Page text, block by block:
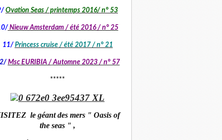
Ovation Seas / printemps 2016/ n° 53
Nieuw Amsterdam / été 2016 / n° 25
11/ Princess cruise / été 2017 / n° 21
Msc EURIBIA / Automne 2023 / n° 57
*****
le géant des mers " Oasis of
the seas " ,